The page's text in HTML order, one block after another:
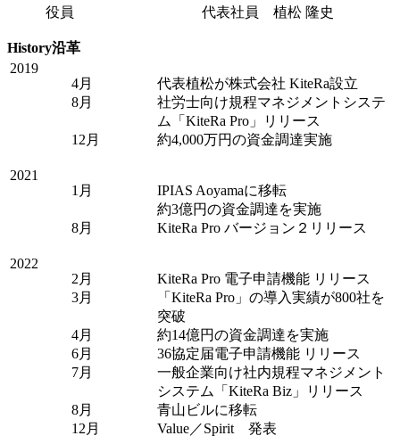
役員 代表社員 植松 隆史
History沿革
2019
4月
代表植松が株式会社 KiteRa設立
8月
社労士向け規程マネジメントシステ
ム「KiteRa Pro」リリース
12月
約4,000万円の資金調達実施
2021
1月
IPIAS Aoyamaに移転
約3億円の資金調達を実施
8月
KiteRa Pro バージョン２リリース
2022
2月
KiteRa Pro 電子申請機能 リリース
3月
「KiteRa Pro」の導入実績が800社を
突破
4月
約14億円の資金調達を実施
6月
36協定届電子申請機能 リリース
7月
一般企業向け社内規程マネジメント
システム「KiteRa Biz」リリース
8月
青山ビルに移転
12月
Value／Spirit 発表